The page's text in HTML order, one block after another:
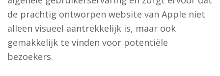
de prachtig ontworpen website van Apple niet
alleen visueel aantrekkelijk is, maar ook
gemakkelijk te vinden voor potentiële
bezoekers.